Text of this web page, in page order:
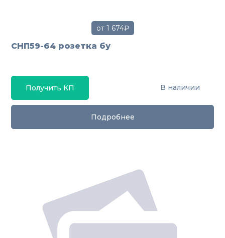
от 1 674₽
СНП59-64 розетка бу
Получить КП В наличии
Подробнее